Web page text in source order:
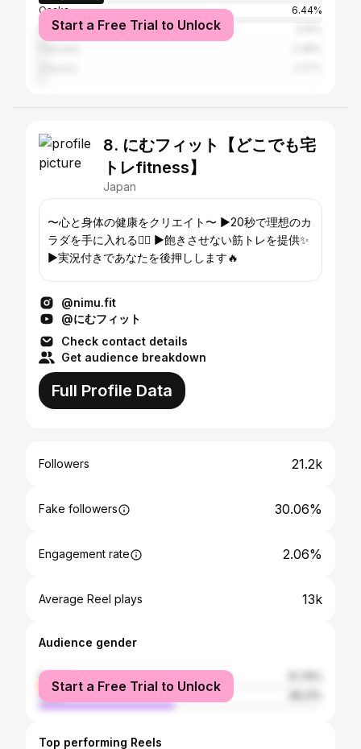
Osaka
6.44%
Nagoya
Start a Free Trial to Unlock
8. にむフィット【どこでも宅
トレfitness】
Japan
〜心と身体の健康をクリエイト〜 ▶︎20秒で理想のカ
ラダを手に入れる🤸‍♂️ ▶︎飽きさせない筋トレを提供✨
▶︎実況付きであなたを後押しします🔥
@nimu.fit
@にむフィット
Check contact details
Get audience breakdown
Full Profile Data
Followers 21.2k
Fake followers 30.06%
Engagement rate 2.06%
Average Reel plays 13k
Audience gender
female
male
Start a Free Trial to Unlock
Top performing Reels